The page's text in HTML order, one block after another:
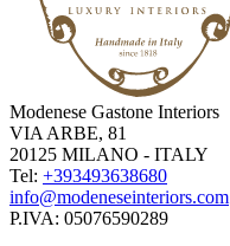
Modenese Gastone Interiors
VIA ARBE, 81
20125 MILANO - ITALY
Tel: +393493638680
info@modeneseinteriors.com
P.IVA: 05076590289